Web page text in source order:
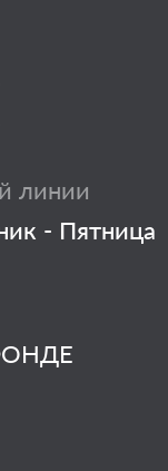
линии
- Пятница